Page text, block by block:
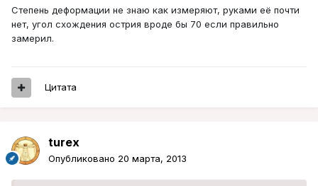
Степень деформации не знаю как измеряют, руками её почти
нет, угол схождения острия вроде бы 70 если правильно
замерил.
Цитата
turex
Опубликовано 20 марта, 2013